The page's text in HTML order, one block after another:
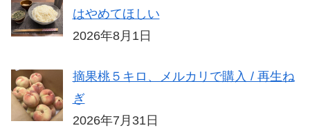
はやめてほしい
2026年8月1日
摘果桃５キロ、メルカリで購入 / 再生ね
ぎ
2026年7月31日